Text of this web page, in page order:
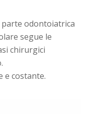
parte odontoiatrica
segue le
chirurgici
e costante.